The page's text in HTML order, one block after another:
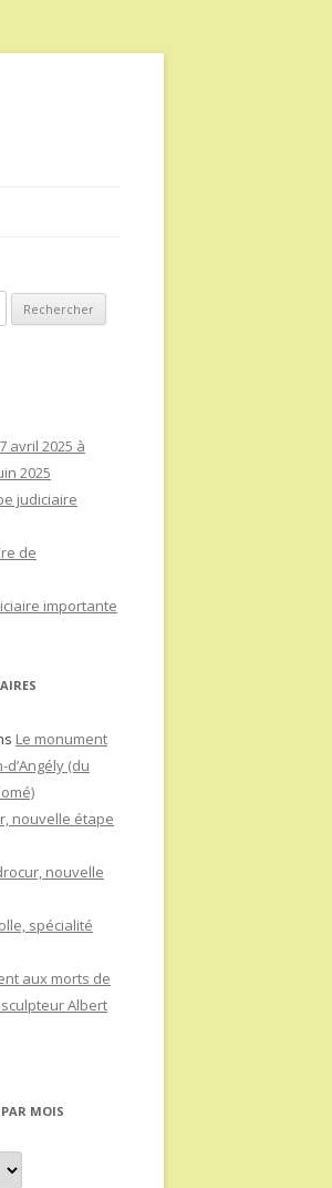
avril 2025 à
2025
judiciaire
de
importante
Le monument
(du
nouvelle étape
nouvelle
spécialité
aux morts de
sculpteur Albert
MOIS